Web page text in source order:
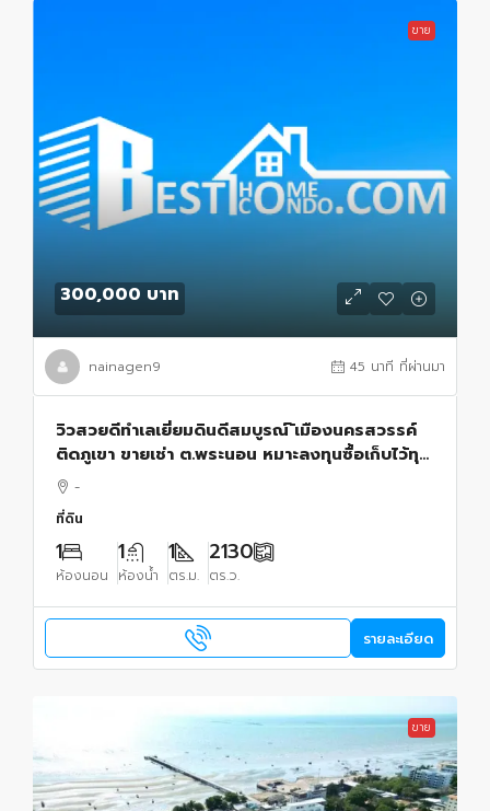
ขาย
300,000 บาท
nainagen9 45 นาที ที่ผ่านมา
วิวสวยดีทำเลเยี่ยมดินดีสมบูรณ์ ้เมืองนครสวรรค์
ติดภูเขา ขายเช่า ต.พระนอน หมาะลงทุนซื้อเก็บไว้ทุก
ทาง-
ที่ดิน
1
ห้องนอน
1
ห้องน้ำ
1
ตร.ม.
2130
ตร.ว.
รายละเอียด
ขาย